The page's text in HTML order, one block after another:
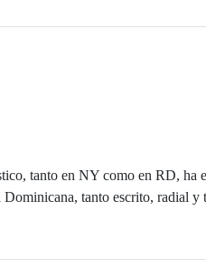
tanto en NY como en RD, ha
tanto escrito, radial y